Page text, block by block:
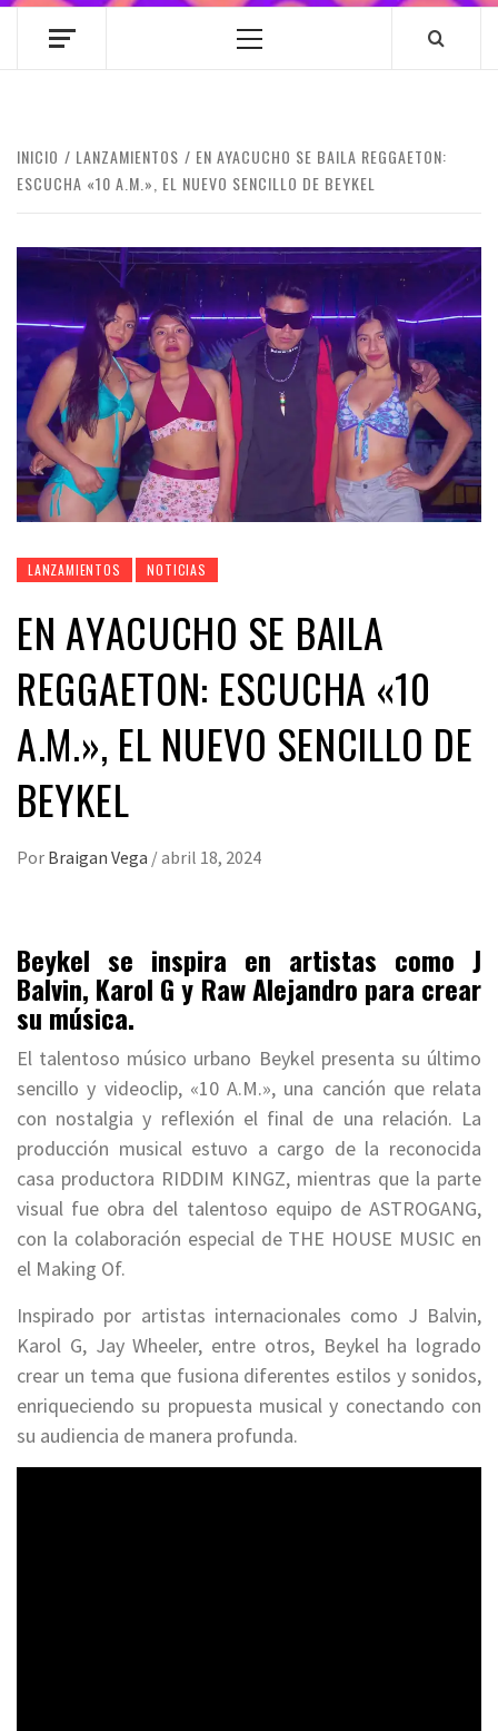
Menú
INICIO LANZAMIENTOS
EN AYACUCHO SE BAILA REGGAETON:
ESCUCHA «10 A.M.», EL NUEVO SENCILLO DE BEYKEL
LANZAMIENTOS NOTICIAS
EN AYACUCHO SE BAILA
REGGAETON: ESCUCHA «10
A.M.», EL NUEVO SENCILLO DE
BEYKEL
Por Braigan Vega /abril 18, 2024
Beykel se inspira en artistas como J
Balvin, Karol G y Raw Alejandro para crear
su música.
El talentoso músico urbano Beykel presenta su último
sencillo y videoclip, «10 A.M.», una canción que relata
con nostalgia y reflexión el final de una relación. La
producción musical estuvo a cargo de la reconocida
casa productora RIDDIM KINGZ, mientras que la parte
visual fue obra del talentoso equipo de ASTROGANG,
con la colaboración especial de THE HOUSE MUSIC en
el Making Of.
Inspirado por artistas internacionales como J Balvin,
Karol G, Jay Wheeler, entre otros, Beykel ha logrado
crear un tema que fusiona diferentes estilos y sonidos,
enriqueciendo su propuesta musical y conectando con
su audiencia de manera profunda.